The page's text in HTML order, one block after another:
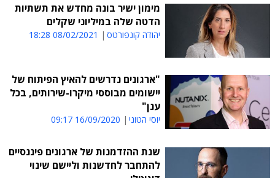
מימון ישיר בונה מחדש את תשתיות
הדטה שלה במיליוני שקלים
יהודה קונפורטס 08/02/2021 18:28
"ארגונים נדרשים להאיץ הפיתוח של
יישומים מבוססי מיקרו-שירותים, בכל
ענן"
יוסי הטוני 16/09/2020 09:17
שנת ההזדמנות של ארגונים פיננסיים
להתחבר לחדשנות וליישם שינוי